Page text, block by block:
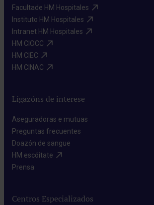
Facultade HM Hospitales​
Instituto HM Hospitales​
Intranet HM Hospitales​
HM CIOCC​
HM CIEC​
HM CINAC​
Ligazóns de interese
Aseguradoras e mutuas​
Preguntas frecuentes​
Doazón de sangue​
HM escóitate​
Prensa​
Centros Especializados